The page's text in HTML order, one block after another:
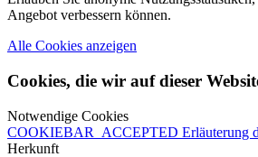
Angebot verbessern können.
Alle Cookies anzeigen
Cookies, die wir auf dieser
Notwendige Cookies
COOKIEBAR_ACCEPTED Erläuterung
Herkunft